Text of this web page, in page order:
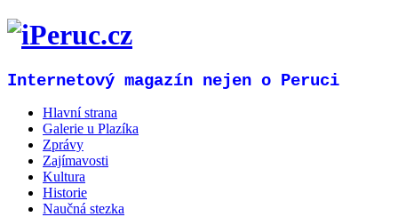
Internetový magazín nejen o Peruci
Hlavní strana
Galerie u Plazíka
Zprávy
Zajímavosti
Kultura
Historie
Naučná stezka